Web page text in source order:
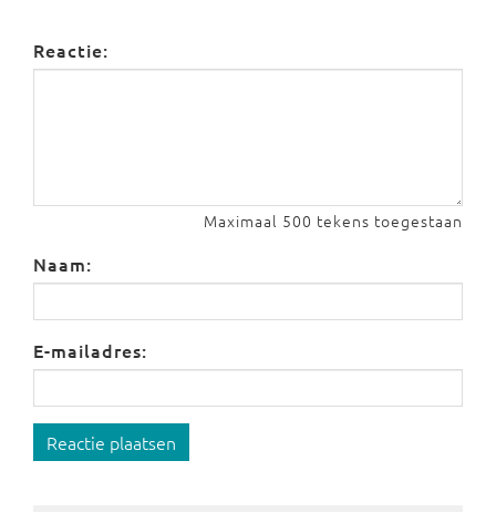
Reactie:
Maximaal 500 tekens toegestaan
Naam:
E-mailadres:
Reactie plaatsen